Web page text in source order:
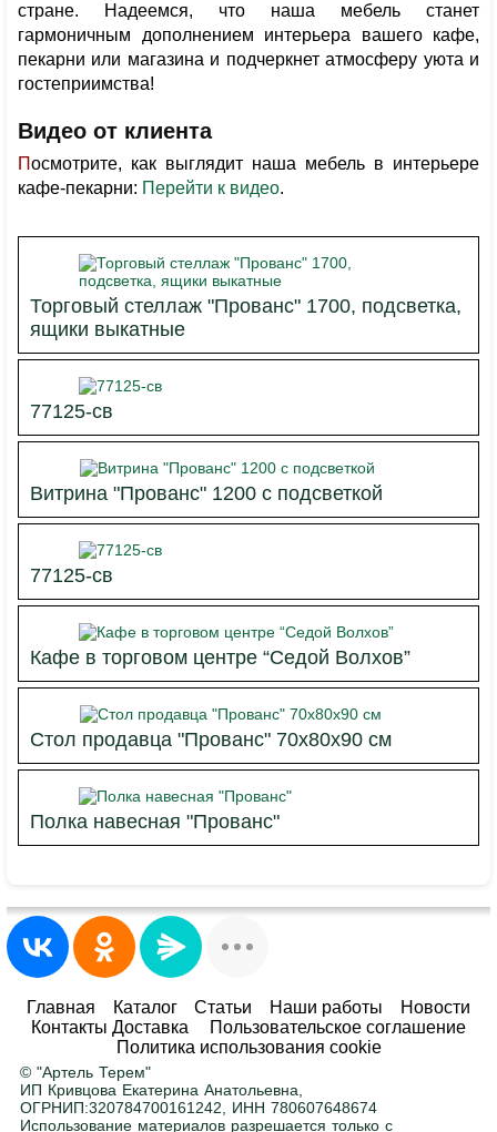
стране. Надеемся, что наша мебель станет
гармоничным дополнением интерьера вашего кафе,
пекарни или магазина и подчеркнет атмосферу уюта и
гостеприимства!
Видео от клиента
Посмотрите, как выглядит наша мебель в интерьере
кафе-пекарни: Перейти к видео.
Торговый стеллаж "Прованс" 1700, подсветка,
ящики выкатные
77125-св
Витрина "Прованс" 1200 с подсветкой
77125-св
Кафе в торговом центре “Седой Волхов”
Стол продавца "Прованс" 70х80х90 см
Полка навесная "Прованс"
Главная Каталог Статьи Наши работы
Новости
Контакты Доставка
Пользовательское соглашение
Политика использования cookie
© "Артель Терем"
ИП Кривцова Екатерина Анатольевна,
ОГРНИП:320784700161242, ИНН 780607648674
Использование материалов разрешается только с